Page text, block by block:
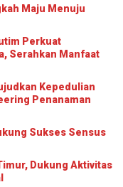
Maju Menuju
Perkuat
Serahkan Manfaat
Kepedulian
Penanaman
Sukses Sensus
Dukung Aktivitas